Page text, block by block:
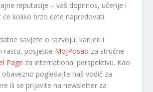
reputacije – vaš doprinos, učenje i
koliko brzo ćete napredovati.
savjete o razvoju, karijeri i
rastu, posjetite MojPosao za stručne
Page za international perspektivu. Kao
pogledajte naš vodič za
ili se prijavite na newsletter za